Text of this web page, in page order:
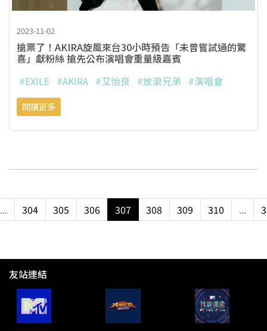
2023-11-02
搶票了！AKIRA旋風來台30小時預告「未曾嘗試過的驚
喜」獻粉絲 搶先公布演唱會重量級嘉賓
#EXILE #AKIRA #艾怡良 #放浪兄弟 #演唱會
閱讀更多
... 304 305 306 307 308 309 310 ...
友站連結